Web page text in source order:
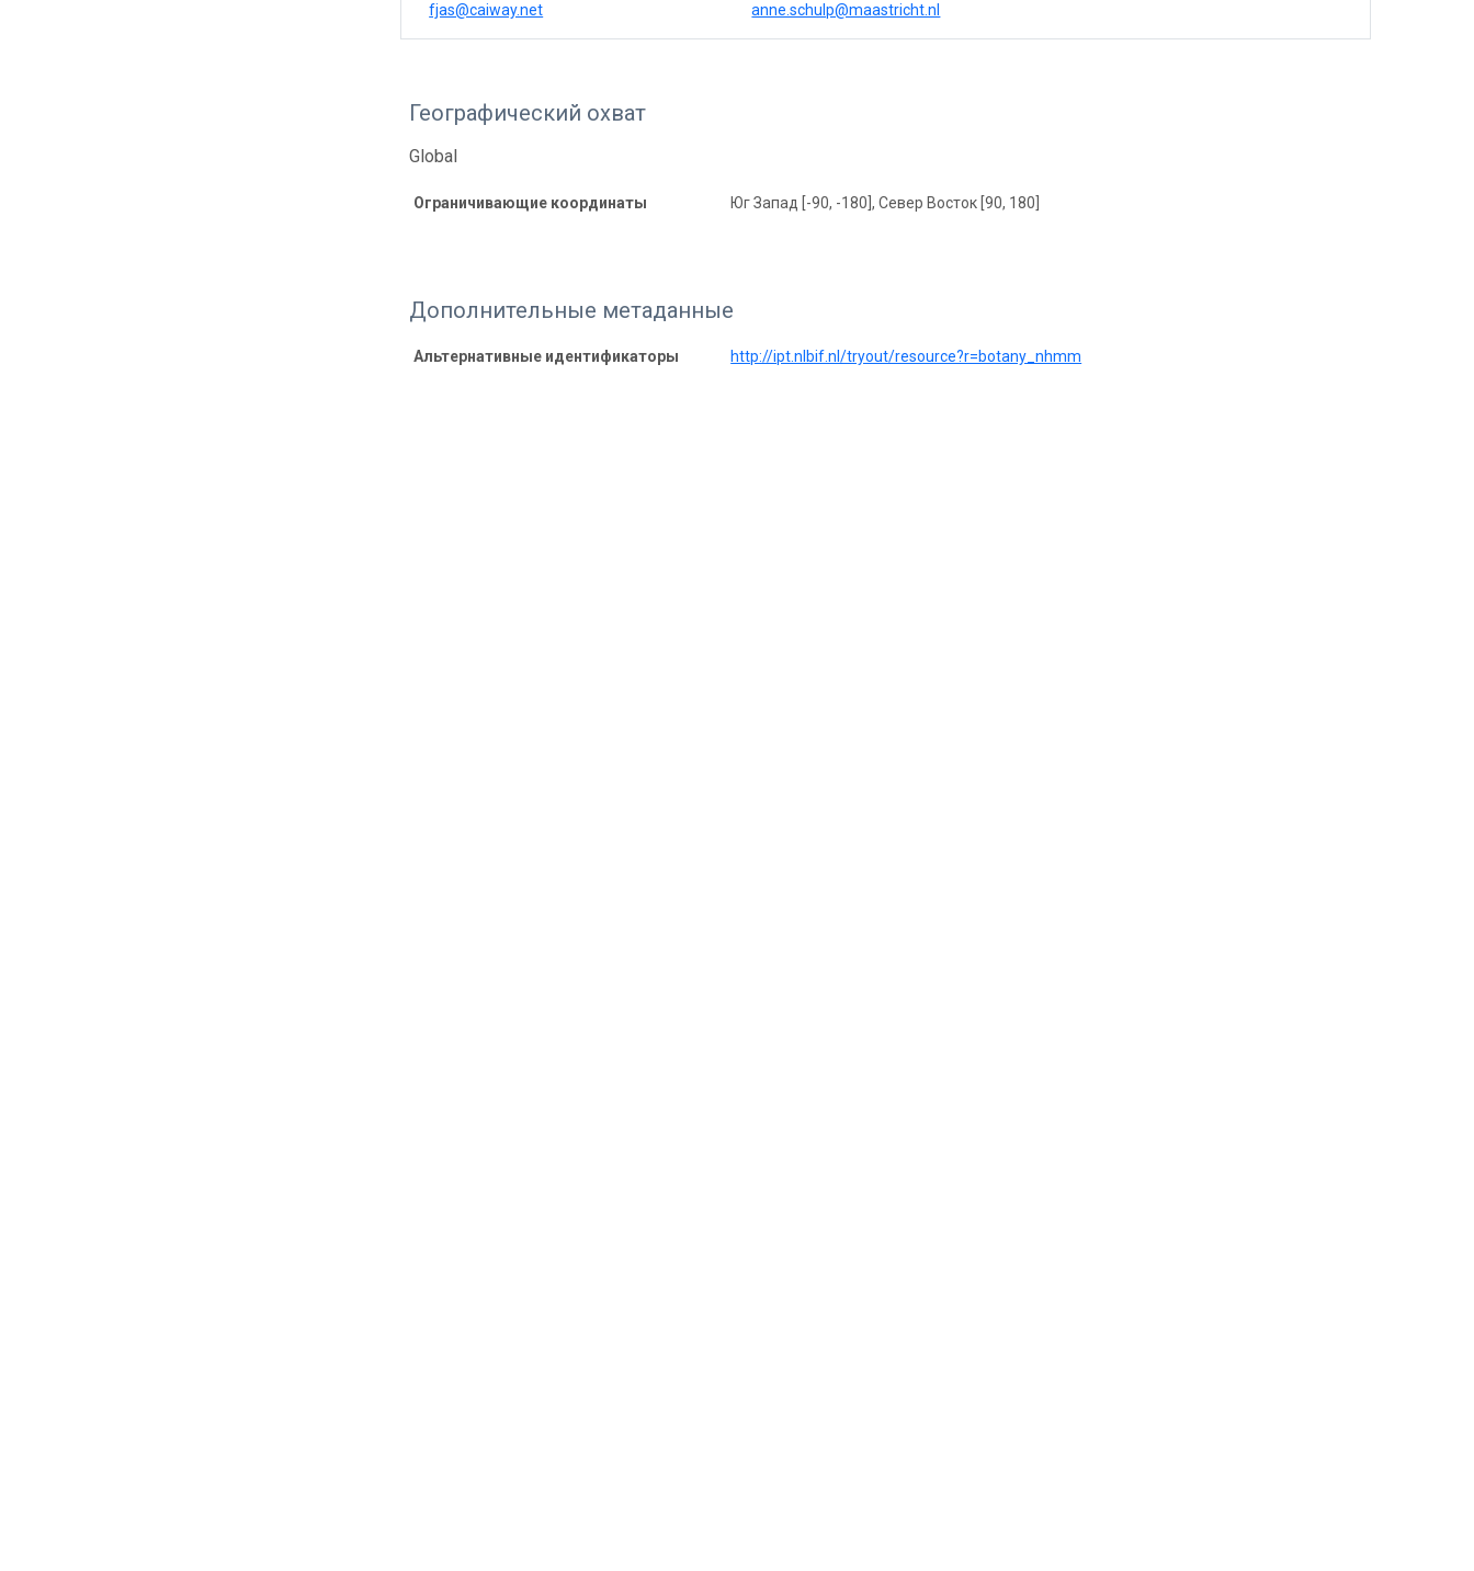
fjas@caiway.net
anne.schulp@maastricht.nl
Географический охват
Global
Ограничивающие координаты Юг Запад [-90, -180], Север Восток [90, 180]
Дополнительные метаданные
Альтернативные идентификаторы http://ipt.nlbif.nl/tryout/resource?r=botany_nhmm